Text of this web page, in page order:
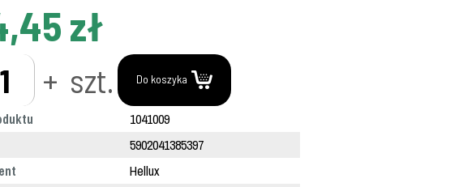
zł
+ szt. Do koszyka
1041009
5902041385397
Hellux